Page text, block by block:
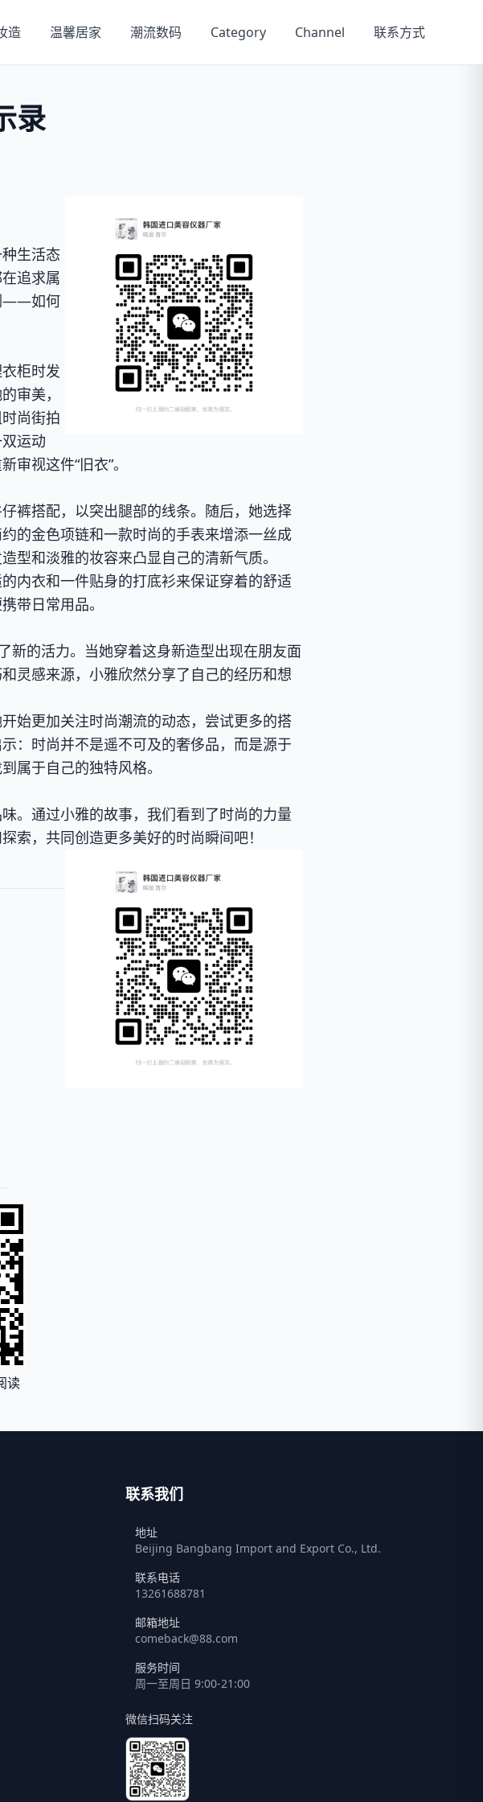
造 温馨居家 潮流数码 Category Channel 联系方式
录
生活态
追求属
——如何
柜时发
审美，
尚街拍
运动
视这件“旧衣”。
裤搭配，以突出腿部的线条。随后，她选择
的金色项链和一款时尚的手表来增添一丝成
型和淡雅的妆容来凸显自己的清新气质。
内衣和一件贴身的打底衫来保证穿着的舒适
带日常用品。
新的活力。当她穿着这身新造型出现在朋友面
灵感来源，小雅欣然分享了自己的经历和想
始更加关注时尚潮流的动态，尝试更多的搭
：时尚并不是遥不可及的奢侈品，而是源于
属于自己的独特风格。
。通过小雅的故事，我们看到了时尚的力量
索，共同创造更多美好的时尚瞬间吧！
读
联系我们
地址
Beijing Bangbang Import and Export Co., Ltd.
联系电话
13261688781
邮箱地址
comeback@88.com
服务时间
周一至周日 9:00-21:00
微信扫码关注